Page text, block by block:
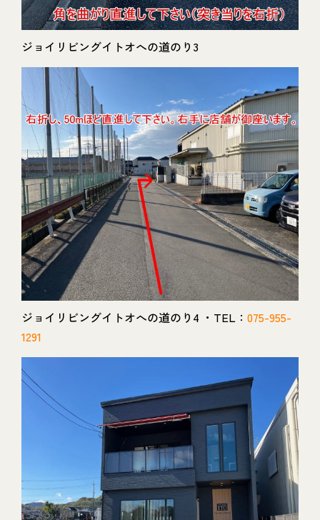
ジョイリビングイトオへの道のり3
ジョイリビングイトオへの道のり4 ・TEL： 075-955-
1291